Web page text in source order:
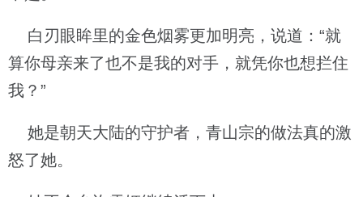
白刃眼眸里的金色烟雾更加明亮，说道：“就
算你母亲来了也不是我的对手，就凭你也想拦住
我？”
她是朝天大陆的守护者，青山宗的做法真的激
怒了她。